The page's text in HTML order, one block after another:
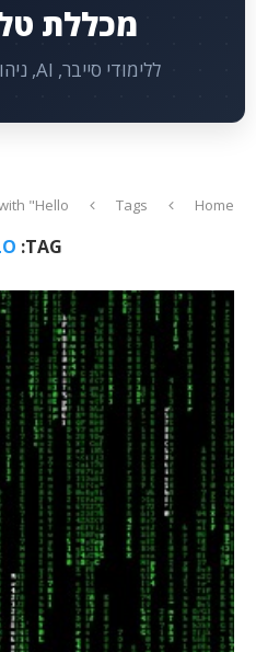
מכללת
ללימודי סייבר, AI, ניהול רשתות ותקשורת
Home
Tags
"Hello"
TAG: